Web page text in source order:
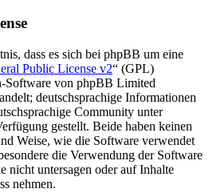
dass es sich bei phpBB um eine
Public License v2“ (GPL)
Software von phpBB Limited
deutschsprachige Informationen
Community unter
gestellt. Beide haben keinen
Weise, wie die Software verwendet
die Verwendung der Software
nicht untersagen oder auf Inhalte
nehmen.